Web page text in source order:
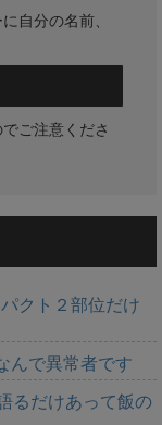
自分の名前、
ご注意くださ
クト２部位だけ
んで異常者です
るだけあって飯の